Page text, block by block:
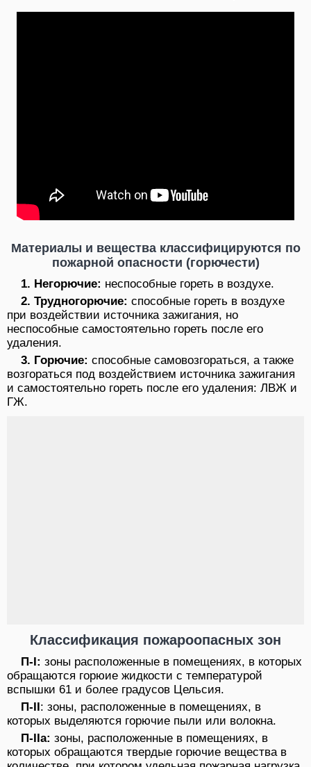
Материалы и вещества классифицируются по
пожарной опасности (горючести)
1. Негорючие: неспособные гореть в воздухе.
2. Трудногорючие: способные гореть в воздухе
при воздействии источника зажигания, но
неспособные самостоятельно гореть после его
удаления.
3. Горючие: способные самовозгораться, а также
возгораться под воздействием источника зажигания
и самостоятельно гореть после его удаления: ЛВЖ и
ГЖ.
Классификация пожароопасных зон
П-I: зоны расположенные в помещениях, в которых
обращаются горюие жидкости с температурой
вспышки 61 и более градусов Цельсия.
П-II: зоны, расположенные в помещениях, в
которых выделяются горючие пыли или волокна.
П-IIa: зоны, расположенные в помещениях, в
которых обращаются твердые горючие вещества в